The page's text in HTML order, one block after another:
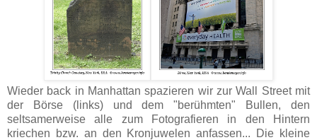
Wieder back in Manhattan spazieren wir zur Wall Street mit
der Börse (links) und dem "berühmten" Bullen, den
seltsamerweise alle zum Fotografieren in den Hintern
kriechen bzw. an den Kronjuwelen anfassen... Die kleine